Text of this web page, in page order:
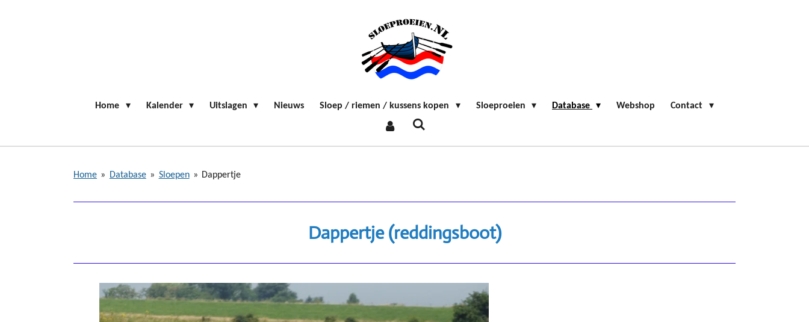
Home Kalender Uitslagen Nieuws Sloep / riemen / kussens kopen Sloeproeien Database Webshop Contact
Home » Database » Sloepen » Dappertje
Dappertje (reddingsboot)